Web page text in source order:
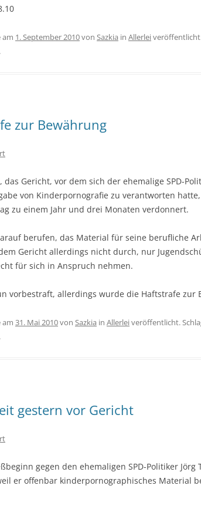
am 1. September 2010von Sazkia in Allerlei
zur Bewährung
Gericht, vor dem sich der ehemalige SPD-
von Kinderpornografie zu verantworten
zu einem Jahr und drei Monaten verdonnert.
berufen, das Material für seine berufliche
Gericht allerdings nicht durch, nur
für sich in Anspruch nehmen.
vorbestraft, allerdings wurde die Haftstrafe zur
am 31. Mai 2010von Sazkia in Allerleiveröffentlicht.
gestern vor Gericht
gegen den ehemaligen SPD-Politiker Jörg
er offenbar kinderpornographisches Material